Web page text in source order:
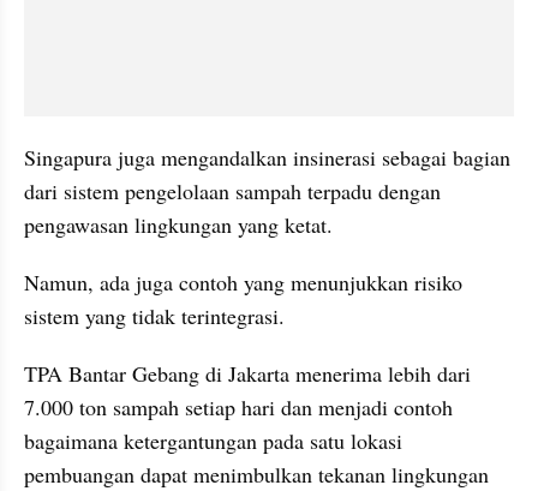
Singapura juga mengandalkan insinerasi sebagai bagian
dari sistem pengelolaan sampah terpadu dengan
pengawasan lingkungan yang ketat.
Namun, ada juga contoh yang menunjukkan risiko
sistem yang tidak terintegrasi.
TPA Bantar Gebang di Jakarta menerima lebih dari
7.000 ton sampah setiap hari dan menjadi contoh
bagaimana ketergantungan pada satu lokasi
pembuangan dapat menimbulkan tekanan lingkungan